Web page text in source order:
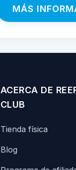
MÁS
ACERCA DE
CLUB
Tienda física
Blog